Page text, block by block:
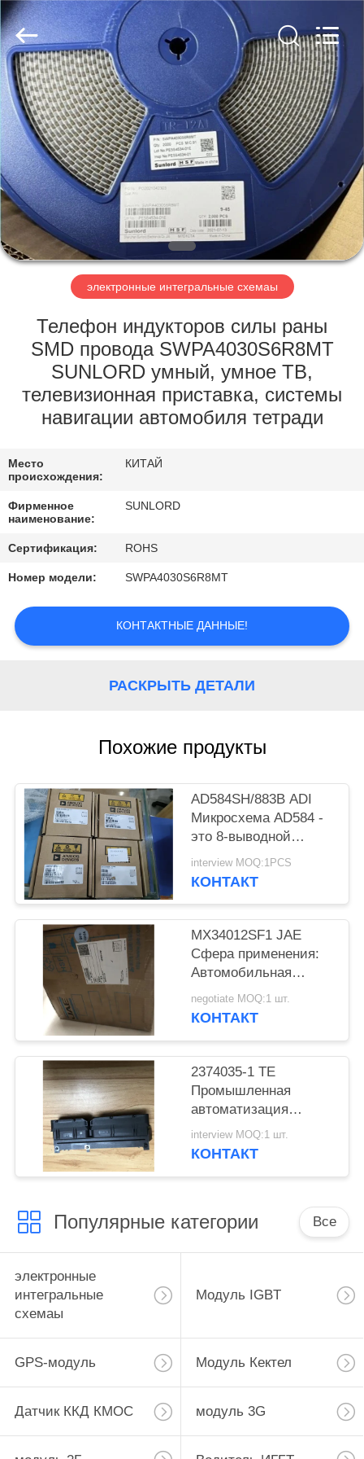
ДОМОЙ
ПРОДУКТЫ
ВИДЕОЗАПИСИ
О
НАС
ЭКСКУРСИЯ
ПО
ЗАВОДУ
КОНТРОЛЬ
СВЯЖИТЕСЬ
С
НАМИ
НОВОСТИ
КАРТА
ПОЛИТИКА
КОНФИДЕНЦИАЛЬНОСТИ
Co.,
Ltd.
All
Rights
Reserved.
Developed
by
ECER
электронные интегральные схемаы
Телефон индукторов силы раны
SMD провода SWPA4030S6R8MT
SUNLORD умный, умное ТВ,
телевизионная приставка, системы
навигации автомобиля тетради
Место
происхождения:
КИТАЙ
Фирменное
наименование:
SUNLORD
Сертификация: ROHS
Номер модели: SWPA4030S6R8MT
КОНТАКТНЫЕ ДАННЫЕ!
РАСКРЫТЬ ДЕТАЛИ
Похожие продукты
AD584SH/883B ADI
Микросхема AD584 -
это 8-выводной
прецизионный
источник опорного
программирования
выводов.
interview MOQ:1PCS
КОНТАКТ
MX34012SF1 JAE
Сфера применения:
Автомобильная
женская розетка
negotiate MOQ:1 шт.
КОНТАКТ
2374035-1 TE
Промышленная
автоматизация
Потребительская
электроника
interview MOQ:1 шт.
КОНТАКТ
Популярные категории Все
электронные
интегральные
схемаы
Модуль IGBT
GPS-модуль Модуль Кектел
Датчик ККД КМОС модуль 3G